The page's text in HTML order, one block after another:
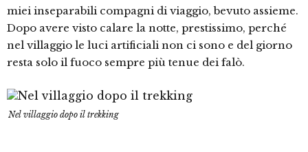
miei inseparabili compagni di viaggio, bevuto assieme.
Dopo avere visto calare la notte, prestissimo, perché
nel villaggio le luci artificiali non ci sono e del giorno
resta solo il fuoco sempre più tenue dei falò.
Nel villaggio dopo il trekking